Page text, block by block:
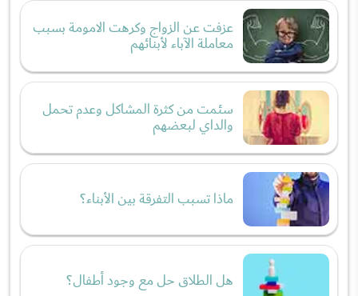
عزفت عن الزواج وكرهت الامومة بسبب
معاملة الآباء لأبنائهم
سئمت من كثرة المشاكل وعدم تحمل
والداي لبعضهم
ماذا تسبب التفرقة بين الأبناء؟
هل الطلاق حل مع وجود أطفال؟